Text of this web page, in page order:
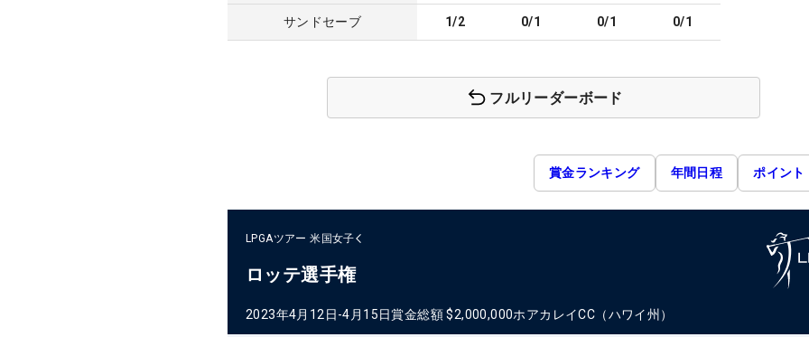
サンドセーブ 1/2 0/1 0/1 0/1
フルリーダーボード
賞金ランキング 年間日程 ポイント
LPGAツアー 米国女子
ロッテ選手権
2023年4月12日-4月15日賞金総額 $2,000,000ホアカレイCC（ハワイ州）